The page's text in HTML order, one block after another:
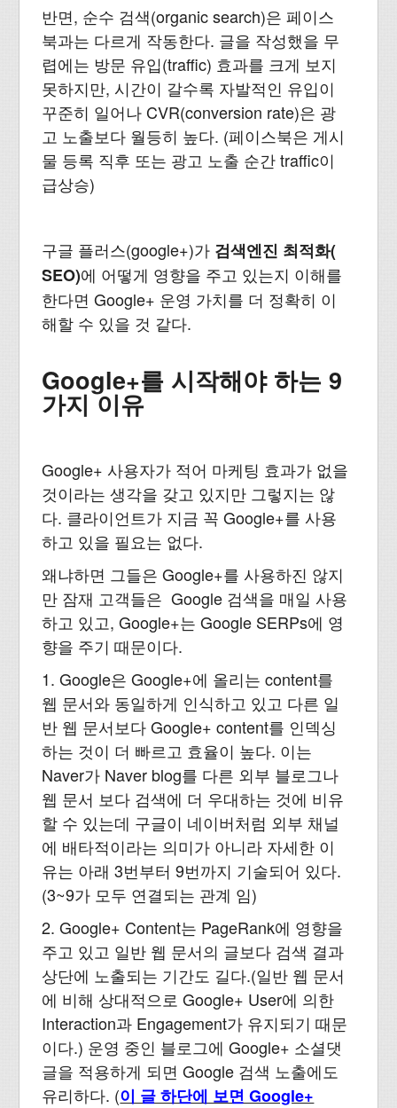
반면, 순수 검색(organic search)은 페이스
북과는 다르게 작동한다. 글을 작성했을 무
렵에는 방문 유입(traffic) 효과를 크게 보지
못하지만, 시간이 갈수록 자발적인 유입이
꾸준히 일어나 CVR(conversion rate)은 광
고 노출보다 월등히 높다. (페이스북은 게시
물 등록 직후 또는 광고 노출 순간 traffic이
급상승)
구글 플러스(google+)가 검색엔진 최적화(
SEO)에 어떻게 영향을 주고 있는지 이해를
한다면 Google+ 운영 가치를 더 정확히 이
해할 수 있을 것 같다.
Google+를 시작해야 하는 9
가지 이유
Google+ 사용자가 적어 마케팅 효과가 없을
것이라는 생각을 갖고 있지만 그렇지는 않
다. 클라이언트가 지금 꼭 Google+를 사용
하고 있을 필요는 없다.
왜냐하면 그들은 Google+를 사용하진 않지
만 잠재 고객들은 Google 검색을 매일 사용
하고 있고, Google+는 Google SERPs에 영
향을 주기 때문이다.
1. Google은 Google+에 올리는 content를
웹 문서와 동일하게 인식하고 있고 다른 일
반 웹 문서보다 Google+ content를 인덱싱
하는 것이 더 빠르고 효율이 높다. 이는
Naver가 Naver blog를 다른 외부 블로그나
웹 문서 보다 검색에 더 우대하는 것에 비유
할 수 있는데 구글이 네이버처럼 외부 채널
에 배타적이라는 의미가 아니라 자세한 이
유는 아래 3번부터 9번까지 기술되어 있다.
(3~9가 모두 연결되는 관계 임)
2. Google+ Content는 PageRank에 영향을
주고 있고 일반 웹 문서의 글보다 검색 결과
상단에 노출되는 기간도 길다.(일반 웹 문서
에 비해 상대적으로 Google+ User에 의한
Interaction과 Engagement가 유지되기 때문
이다.) 운영 중인 블로그에 Google+ 소셜댓
글을 적용하게 되면 Google 검색 노출에도
유리하다. (이 글 하단에 보면 Google+